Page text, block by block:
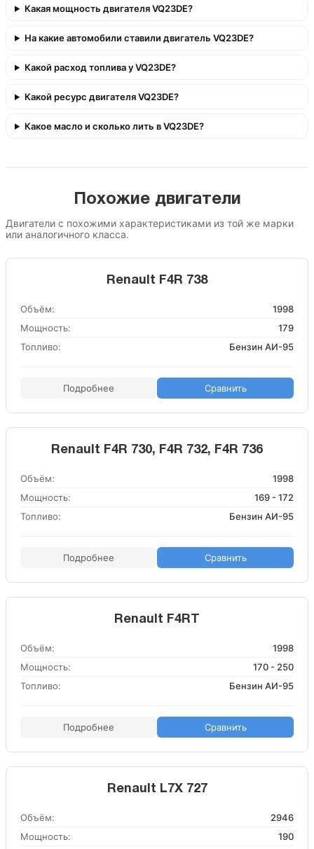
Какая мощность двигателя VQ23DE?
На какие автомобили ставили двигатель VQ23DE?
Какой расход топлива у VQ23DE?
Какой ресурс двигателя VQ23DE?
Какое масло и сколько лить в VQ23DE?
Похожие двигатели
Двигатели с похожими характеристиками из той же марки
или аналогичного класса.
Renault F4R 738
Объём:
1998
Мощность:
179
Топливо:
Бензин АИ-95
Подробнее Сравнить
Renault F4R 730, F4R 732, F4R 736
Объём:
1998
Мощность:
169 - 172
Топливо:
Бензин АИ-95
Подробнее Сравнить
Renault F4RT
Объём:
1998
Мощность:
170 - 250
Топливо:
Бензин АИ-95
Подробнее Сравнить
Renault L7X 727
Объём:
2946
Мощность:
190